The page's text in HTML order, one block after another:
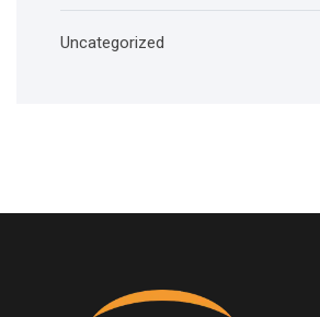
Uncategorized